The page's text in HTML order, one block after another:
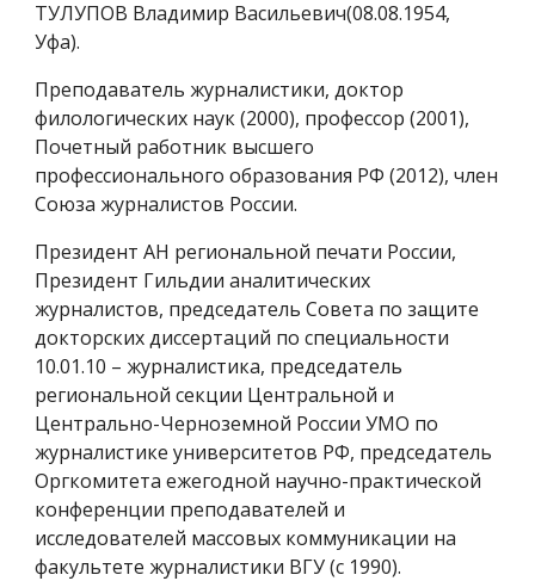
ТУЛУПОВ Владимир Васильевич(08.08.1954,
Уфа).
Преподаватель журналистики, доктор
филологических наук (2000), профессор (2001),
Почетный работник высшего
профессионального образования РФ (2012), член
Союза журналистов России.
Президент АН региональной печати России,
Президент Гильдии аналитических
журналистов, председатель Совета по защите
докторских диссертаций по специальности
10.01.10 – журналистика, председатель
региональной секции Центральной и
Центрально-Черноземной России УМО по
журналистике университетов РФ, председатель
Оргкомитета ежегодной научно-практической
конференции преподавателей и
исследователей массовых коммуникации на
факультете журналистики ВГУ (с 1990).